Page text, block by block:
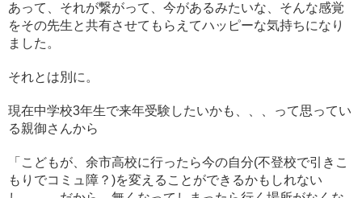
あって、それが繋がって、今があるみたいな、そんな感覚
をその先生と共有させてもらえてハッピーな気持ちになり
ました。
それとは別に。
現在中学校3年生で来年受験したいかも、、、って思ってい
る親御さんから
「こどもが、余市高校に行ったら今の自分(不登校で引きこ
もりでコミュ障？)を変えることができるかもしれない